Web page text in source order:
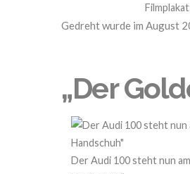
Gedreht wurde im August
„Der
Der Audi 100 steht nun